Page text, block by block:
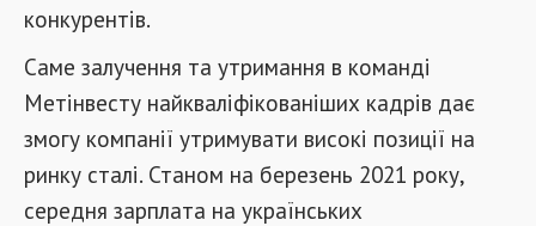
конкурентів.
Саме залучення та утримання в команді
Метінвесту найкваліфікованіших кадрів дає
змогу компанії утримувати високі позиції на
ринку сталі. Станом на березень 2021 року,
середня зарплата на українських